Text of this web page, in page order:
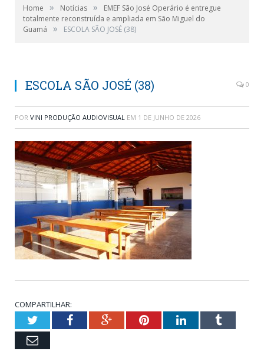
Home » Notícias »
EMEF São José Operário é entregue
totalmente reconstruída e ampliada em São Miguel do
Guamá
» ESCOLA SÃO JOSÉ (38)
ESCOLA SÃO JOSÉ (38) 0
POR VINI PRODUÇÃO AUDIOVISUAL EM 1 DE JUNHO DE 2026
COMPARTILHAR:
TwitterFacebookGoogle+PinterestLinkedInTumblr
Email